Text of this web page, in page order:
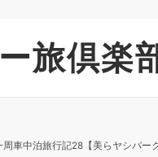
旅倶楽
周車中泊旅行記28【美らヤシパー